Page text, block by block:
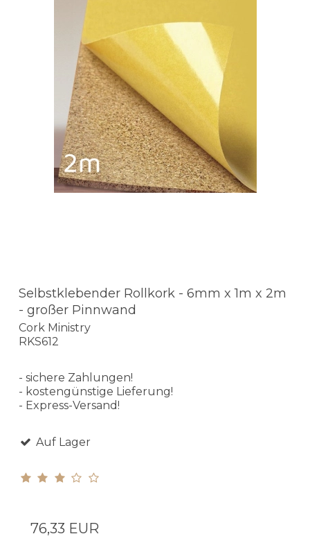
Selbstklebender Rollkork - 6mm x 1m x 2m
- großer Pinnwand
Cork Ministry
RKS612
- sichere Zahlungen!
- kostengünstige Lieferung!
- Express-Versand!
Auf Lager
76,33 EUR